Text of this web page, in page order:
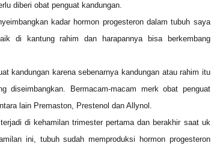
diberi obat penguat kandungan.
kadar hormon progesteron dalam tubuh saya
di kantung rahim dan harapannya bisa berkembang
kandungan karena sebenarnya kandungan atau rahim itu
diseimbangkan. Bermacam-macam merk obat penguat
lain Premaston, Prestenol dan Allynol.
di kehamilan trimester pertama dan berakhir saat uk
ini, tubuh sudah memproduksi hormon progesteron